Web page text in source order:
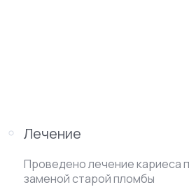
Лечение
Проведено лечение кариеса
заменой старой пломбы